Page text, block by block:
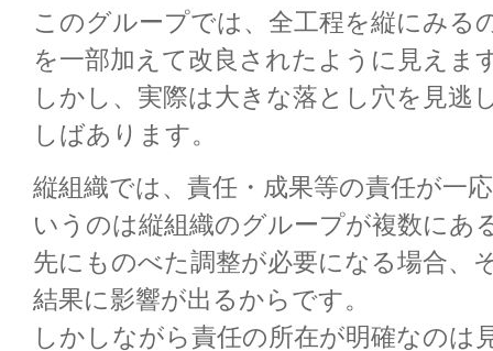
このグループでは、全工程を縦にみる
を一部加えて改良されたように見えま
しかし、実際は大きな落とし穴を見逃
しばあります。
縦組織では、責任・成果等の責任が一
いうのは縦組織のグループが複数にあ
先にものべた調整が必要になる場合、
結果に影響が出るからです。
しかしながら責任の所在が明確なのは